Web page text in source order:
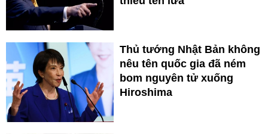
Thủ tướng Nhật Bản không
nêu tên quốc gia đã ném
bom nguyên tử xuống
Hiroshima